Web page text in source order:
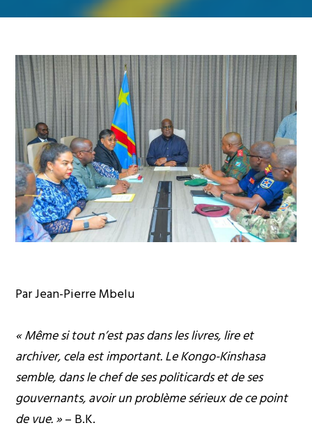
Par Jean-Pierre Mbelu
« Même si tout n’est pas dans les livres, lire et
archiver, cela est important. Le Kongo-Kinshasa
semble, dans le chef de ses politicards et de ses
gouvernants, avoir un problème sérieux de ce point
de vue. »– B.K.